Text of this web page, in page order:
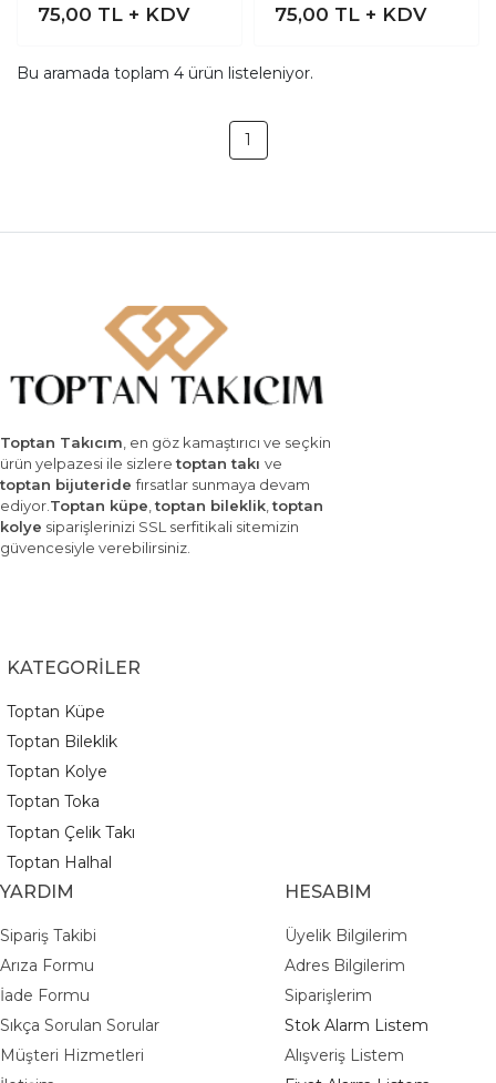
75,00 TL + KDV 75,00 TL + KDV
Bu aramada toplam 4 ürün listeleniyor.
1
Toptan Takıcım , en göz kamaştırıcı ve seçkin
ürün yelpazesi ile sizleretoptan takı ve
toptan bijuteridefırsatlar sunmaya devam
ediyor. Toptan küpe ,toptan bileklik ,toptan
kolye siparişlerinizi SSL serfitikali sitemizin
güvencesiyle verebilirsiniz.
KATEGORİLER
Toptan Küpe
Toptan Bileklik
Toptan Kolye
Toptan Toka
Toptan Çelik Takı
Toptan Halhal
YARDIM
Sipariş Takibi
Arıza Formu
İade Formu
Sıkça Sorulan Sorular
Müşteri Hizmetleri
HESABIM
Üyelik Bilgilerim
Adres Bilgilerim
Siparişlerim
Stok Alarm Listem
Alışveriş Listem